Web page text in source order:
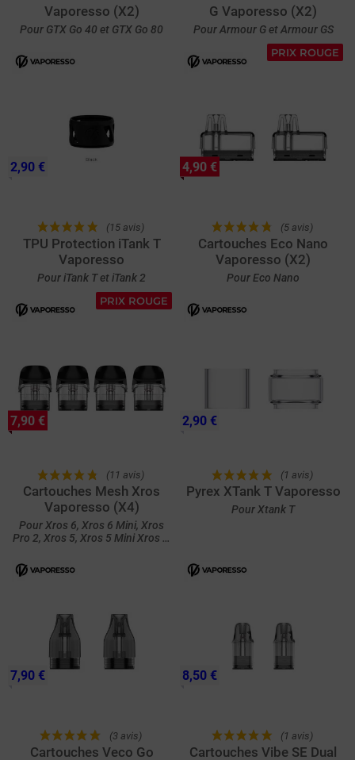
Vaporesso (X2)
Pour GTX Go 40 et GTX Go 80
G Vaporesso (X2)
Pour Armour G et Armour GS
(15 avis)
TPU Protection iTank T
Vaporesso
Pour iTank T et iTank 2
2,90 €
PRIX ROUGE
(5 avis)
Cartouches Eco Nano
Vaporesso (X2)
Pour Eco Nano
4,90 €
PRIX ROUGE
(11 avis)
Cartouches Mesh Xros
Vaporesso (X4)
Pour Xros 6, Xros 6 Mini, Xros
Pro 2, Xros 5, Xros 5 Mini Xros 4,
7,90 €
(1 avis)
Pyrex XTank T Vaporesso
Pour Xtank T
2,90 €
(3 avis)
Cartouches Veco Go
7,90 €
(1 avis)
Cartouches Vibe SE Dual
8,50 €